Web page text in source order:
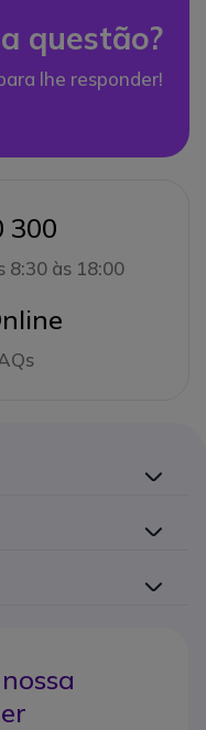
questão?
lhe responder!
300
8:30 às 18:00